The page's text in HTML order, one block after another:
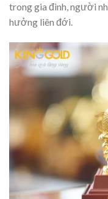
trong gia đình, người
hưởng liên đới.